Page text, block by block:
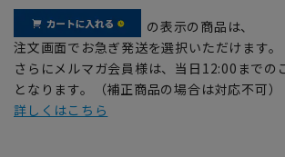
の表示の商品は、
注文画面でお急ぎ発送を選択いただけます。
さらにメルマガ会員様は、当日12:00までの
となります。（補正商品の場合は対応不可）
詳しくはこちら